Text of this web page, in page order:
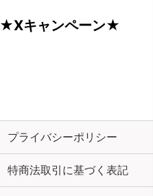
★Xキャンペーン★
プライバシーポリシー
特商法取引に基づく表記